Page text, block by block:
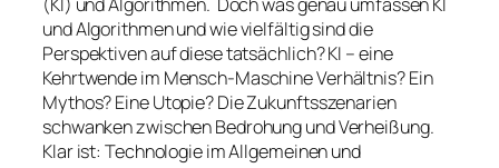
(KI) und Algorithmen. Doch was genau umfassen KI
und Algorithmen und wie vielfältig sind die
Perspektiven auf diese tatsächlich? KI – eine
Kehrtwende im Mensch-Maschine Verhältnis? Ein
Mythos? Eine Utopie? Die Zukunftsszenarien
schwanken zwischen Bedrohung und Verheißung.
Klar ist: Technologie im Allgemeinen und